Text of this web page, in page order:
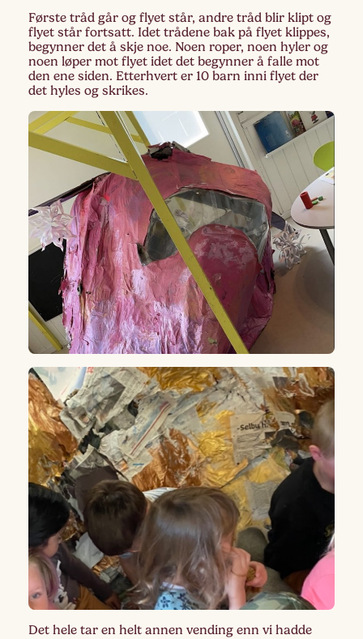
Første tråd går og flyet står, andre tråd blir klipt og
flyet står fortsatt. Idet trådene bak på flyet klippes,
begynner det å skje noe. Noen roper, noen hyler og
noen løper mot flyet idet det begynner å falle mot
den ene siden. Etterhvert er 10 barn inni flyet der
det hyles og skrikes.
Det hele tar en helt annen vending enn vi hadde